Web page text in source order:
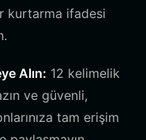
kurtarma ifadesi
Alın: 12 kelimelik
ve güvenli,
tam erişim